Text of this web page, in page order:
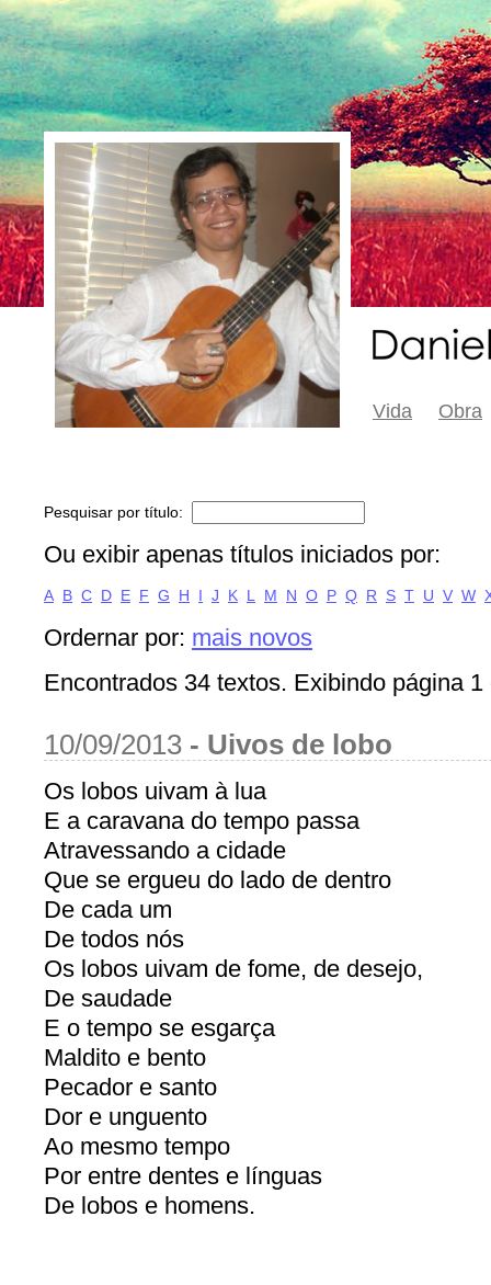
Vida Obra
Pesquisar por título:
Ou exibir apenas títulos iniciados por:
A B C D E F G H I J K L M N O P Q R S T U V W
Ordernar por: mais novos
Encontrados 34 textos. Exibindo página 1
10/09/2013 - Uivos de lobo
Os lobos uivam à lua
E a caravana do tempo passa
Atravessando a cidade
Que se ergueu do lado de dentro
De cada um
De todos nós
Os lobos uivam de fome, de desejo,
De saudade
E o tempo se esgarça
Maldito e bento
Pecador e santo
Dor e unguento
Ao mesmo tempo
Por entre dentes e línguas
De lobos e homens.